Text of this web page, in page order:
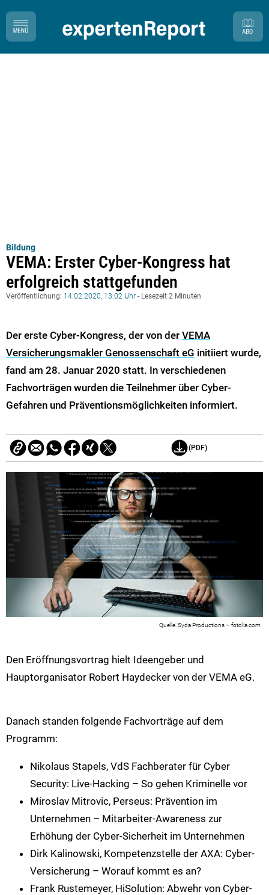
Bildung
VEMA: Erster Cyber-Kongress hat
erfolgreich stattgefunden
Veröffentlichung: 14.02.2020, 13:02 Uhr - Lesezeit 2 Minuten
Der erste Cyber-Kongress, der von der VEMA
Versicherungsmakler Genossenschaft eG initiiert wurde,
fand am 28. Januar 2020 statt. In verschiedenen
Fachvorträgen wurden die Teilnehmer über Cyber-
Gefahren und Präventionsmöglichkeiten informiert.
(PDF)
Syda Productions – fotolia.com
Den Eröffnungsvortrag hielt Ideengeber und
Hauptorganisator Robert Haydecker von der VEMA eG.
Danach standen folgende Fachvorträge auf dem
Programm:
Nikolaus Stapels, VdS Fachberater für Cyber
Security: Live-Hacking – So gehen Kriminelle vor
Miroslav Mitrovic, Perseus: Prävention im
Unternehmen – Mitarbeiter-Awareness zur
Erhöhung der Cyber-Sicherheit im Unternehmen
Dirk Kalinowski, Kompetenzstelle der AXA: Cyber-
Versicherung – Worauf kommt es an?
Frank Rustemeyer, HiSolution: Abwehr von Cyber-